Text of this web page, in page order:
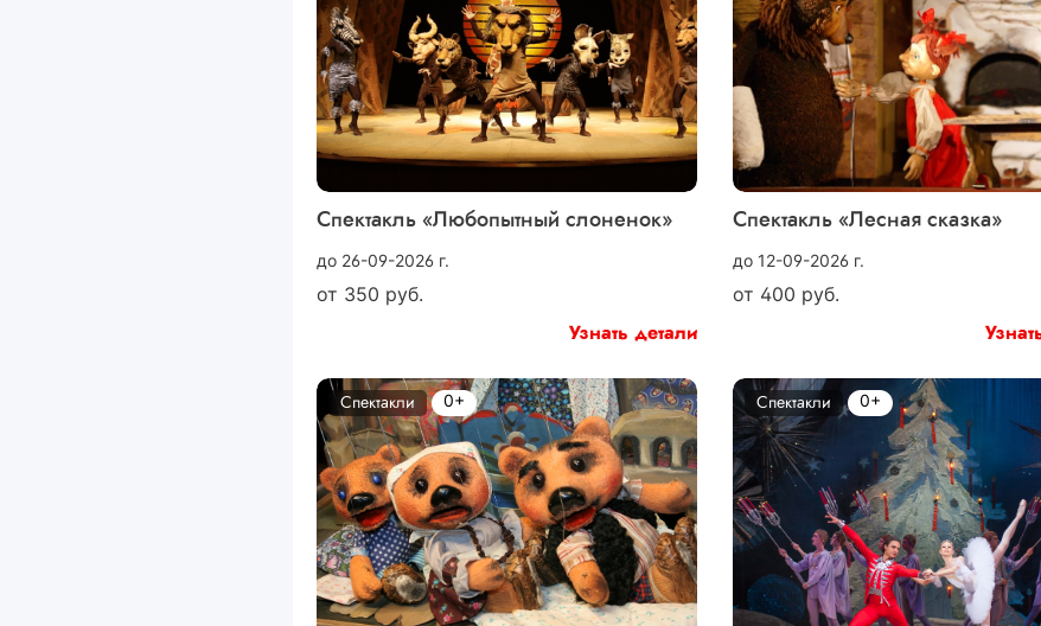
Спектакль «Любопытный слоненок»
до 26-09-2026 г.
от 350 руб.
Узнать детали
Спектакль «Лесная сказка»
до 12-09-2026 г.
от 400 руб.
Спектакли 0+ Спектакли 0+